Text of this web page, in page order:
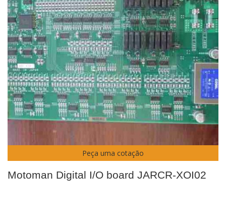
Peça uma cotação
Motoman Digital I/O board JARCR-XOI02